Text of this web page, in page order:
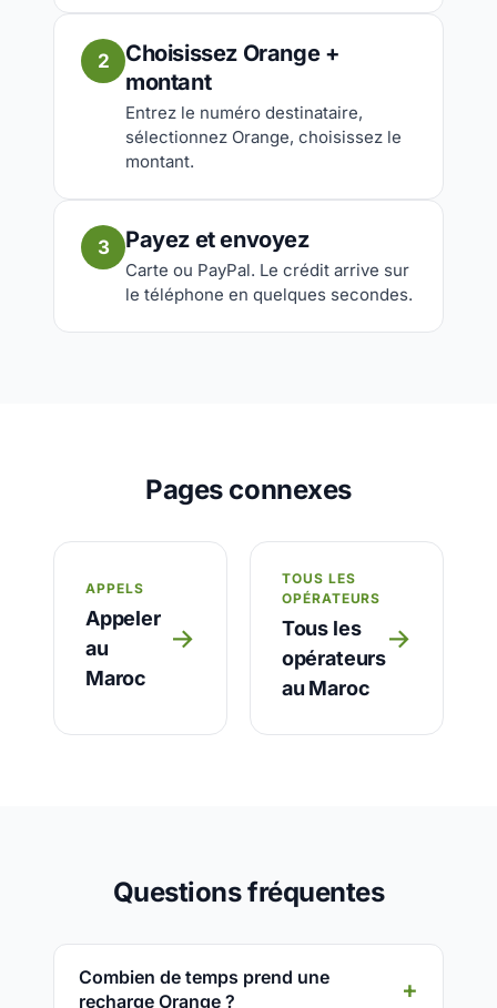
2
Choisissez Orange +
montant
Entrez le numéro destinataire,
sélectionnez Orange, choisissez le
montant.
3 Payez et envoyez
Carte ou PayPal. Le crédit arrive sur
le téléphone en quelques secondes.
Pages connexes
APPELS
Appeler
au
Maroc
→
TOUS LES
OPÉRATEURS
Tous les
opérateurs
au Maroc
→
Questions fréquentes
Combien de temps prend une
recharge Orange ?